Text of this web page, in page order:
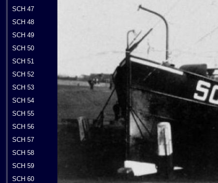
SCH 47
SCH 48
SCH 49
SCH 50
SCH 51
SCH 52
SCH 53
SCH 54
SCH 55
SCH 56
SCH 57
SCH 58
SCH 59
SCH 60